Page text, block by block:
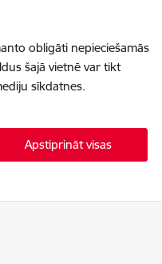
obligāti nepieciešamās
šajā vietnē var tikt
sīkdatnes.
Apstiprināt visas